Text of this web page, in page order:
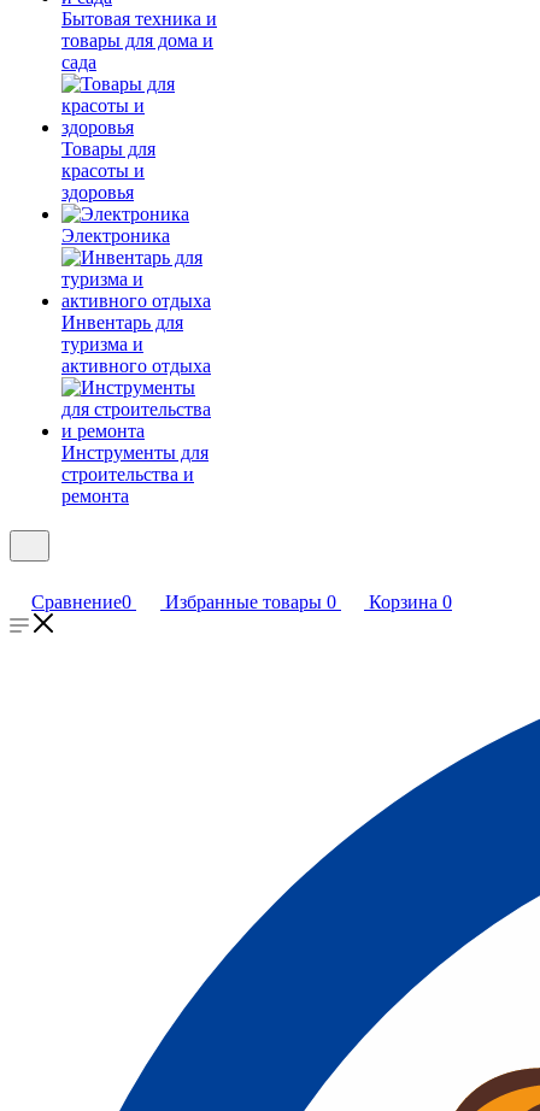
Бытовая техника и
товары для дома и
сада
Товары для
красоты и
здоровья
Электроника
Инвентарь для
туризма и
активного отдыха
Инструменты для
строительства и
ремонта
Сравнение0 Избранные товары 0 Корзина 0